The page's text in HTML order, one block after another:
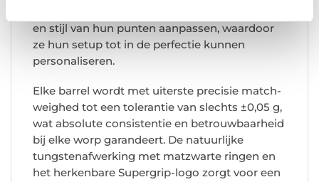
en stijl van hun punten aanpassen, waardoor
ze hun setup tot in de perfectie kunnen
personaliseren.
Elke barrel wordt met uiterste precisie match-
weighed tot een tolerantie van slechts ±0,05 g,
wat absolute consistentie en betrouwbaarheid
bij elke worp garandeert. De natuurlijke
tungstenafwerking met matzwarte ringen en
het herkenbare Supergrip-logo zorgt voor een